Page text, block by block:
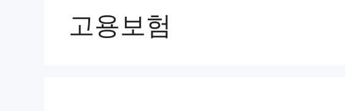
고용보험